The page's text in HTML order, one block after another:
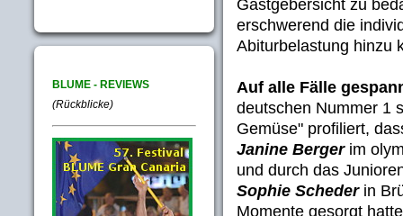
BLUME - REVIEWS
(Rückblicke)
Gastgebersicht zu
erschwerend die
Abiturbelastung hinzu
Auf alle Fälle
deutschen Nummer 1
Gemüse" profiliert,
Janine Bergerim
und durch das
Sophie Schederin
Momente gesorgt